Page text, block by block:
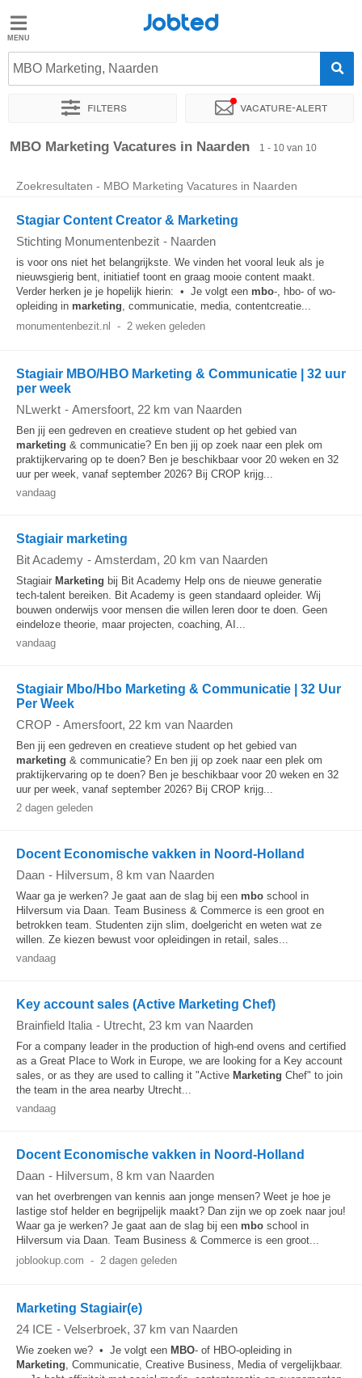
Jobted
Vacatures
Salarissen
Jobted
MBO Marketing, Naarden
Filters Vacature-alert
Sorteer op Exacte locatie Soort dienstverband Werkuren
MBO Marketing Vacatures in Naarden 1 - 10 van 10
Zoekresultaten - MBO Marketing Vacatures in Naarden
Stagiar Content Creator & Marketing
Stichting Monumentenbezit - Naarden
is voor ons niet het belangrijkste. We vinden het vooral leuk als je
nieuwsgierig bent, initiatief toont en graag mooie content maakt.
Verder herken je je hopelijk hierin: • Je volgt een mbo-, hbo- of wo-
opleiding in marketing, communicatie, media, contentcreatie...
monumentenbezit.nl
- 2 weken geleden
Stagiair MBO/HBO Marketing & Communicatie | 32 uur
per week
NLwerkt - Amersfoort, 22 km van Naarden
Ben jij een gedreven en creatieve student op het gebied van
marketing & communicatie? En ben jij op zoek naar een plek om
praktijkervaring op te doen? Ben je beschikbaar voor 20 weken en 32
uur per week, vanaf september 2026? Bij CROP krijg...
vandaag
Stagiair marketing
Bit Academy - Amsterdam, 20 km van Naarden
Stagiair Marketing bij Bit Academy Help ons de nieuwe generatie
tech-talent bereiken. Bit Academy is geen standaard opleider. Wij
bouwen onderwijs voor mensen die willen leren door te doen. Geen
eindeloze theorie, maar projecten, coaching, AI...
vandaag
Stagiair Mbo/Hbo Marketing & Communicatie | 32 Uur
Per Week
CROP - Amersfoort, 22 km van Naarden
Ben jij een gedreven en creatieve student op het gebied van
marketing & communicatie? En ben jij op zoek naar een plek om
praktijkervaring op te doen? Ben je beschikbaar voor 20 weken en 32
uur per week, vanaf september 2026? Bij CROP krijg...
2 dagen geleden
Docent Economische vakken in Noord-Holland
Daan - Hilversum, 8 km van Naarden
Waar ga je werken? Je gaat aan de slag bij een mbo school in
Hilversum via Daan. Team Business & Commerce is een groot en
betrokken team. Studenten zijn slim, doelgericht en weten wat ze
willen. Ze kiezen bewust voor opleidingen in retail, sales...
vandaag
Key account sales (Active Marketing Chef)
Brainfield Italia - Utrecht, 23 km van Naarden
For a company leader in the production of high-end ovens and certified
as a Great Place to Work in Europe, we are looking for a Key account
sales, or as they are used to calling it "Active Marketing Chef" to join
the team in the area nearby Utrecht...
vandaag
Docent Economische vakken in Noord-Holland
Daan - Hilversum, 8 km van Naarden
van het overbrengen van kennis aan jonge mensen? Weet je hoe je
lastige stof helder en begrijpelijk maakt? Dan zijn we op zoek naar jou!
Waar ga je werken? Je gaat aan de slag bij een mbo school in
Hilversum via Daan. Team Business & Commerce is een groot...
joblookup.com - 2 dagen geleden
Marketing Stagiair(e)
24 ICE - Velserbroek, 37 km van Naarden
Wie zoeken we? • Je volgt een MBO- of HBO-opleiding in
Marketing, Communicatie, Creative Business, Media of vergelijkbaar.